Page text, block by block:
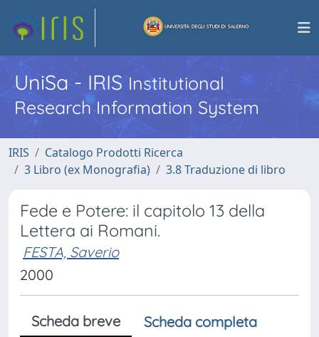
UniSa - IRISInstitutional
Research Information System
IRIS
Catalogo Prodotti Ricerca
3 Libro (ex Monografia)
3.8 Traduzione di libro
Fede e Potere: il capitolo 13 della
Lettera ai Romani.
FESTA, Saverio
2000
Scheda breve
Scheda completa